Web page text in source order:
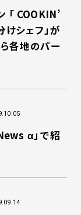
COOKIN’
シェフ」が
各地のパー
α」で紹